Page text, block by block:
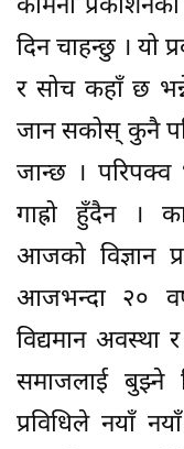
कामना
दिन चाहन्छु । यो
र सोच कहाँ छ
जान सकोस् कुनै
जान्छ ।
गाह्रो हुँदैन ।
आजको विज्ञान
आजभन्दा २०
विद्यमान अवस्था
समाजलाई बुझ्ने
प्रविधिले नयाँ